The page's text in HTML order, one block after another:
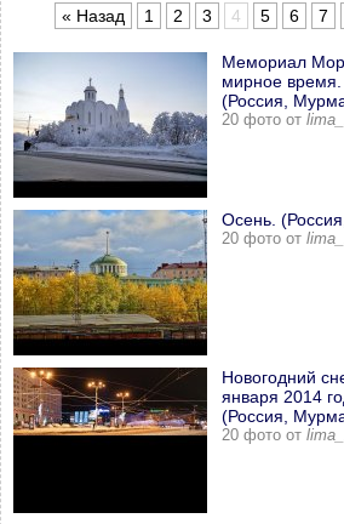
« Назад
1 2 3 4 5 6 7
Мемориал
мирное время.
(Россия,
20 фото от
Осень.
20 фото от
Новогодний
января 2014
(Россия,
20 фото от